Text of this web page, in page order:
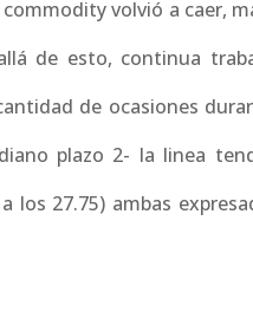
volvió a caer,
de esto, continua
de ocasiones
plazo 2- la linea
27.75) ambas